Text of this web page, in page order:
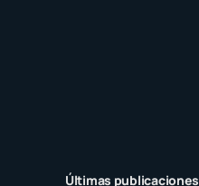
Últimas publicaciones